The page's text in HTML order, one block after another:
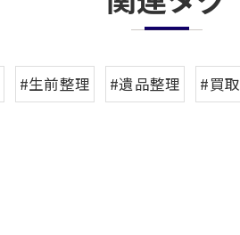
#生前整理 #遺品整理 #買取